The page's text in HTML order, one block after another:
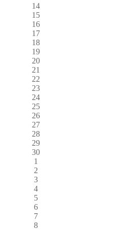
14
15
16
17
18
19
20
21
22
23
24
25
26
27
28
29
30
1
2
3
4
5
6
7
8